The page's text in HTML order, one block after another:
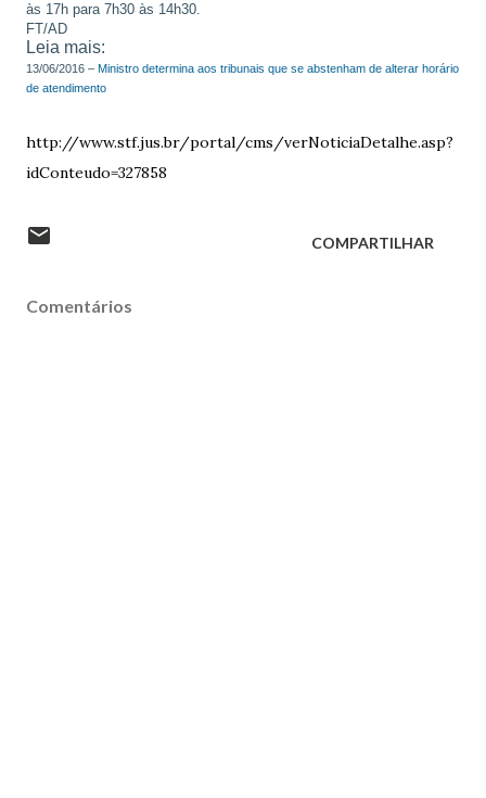
às 17h para 7h30 às 14h30.
FT/AD
Leia mais:
13/06/2016 – Ministro determina aos tribunais que se abstenham de alterar horário
de atendimento
http://www.stf.jus.br/portal/cms/verNoticiaDetalhe.asp?
idConteudo=327858
COMPARTILHAR
Comentários